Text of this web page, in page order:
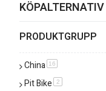
KÖPALTERNATIV
PRODUKTGRUPP
China 16
Pit Bike 2produkt